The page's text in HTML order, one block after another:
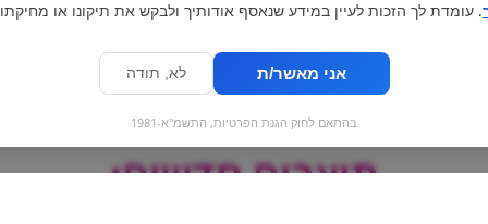
מוצרים חדשים:
. עומדת לך הזכות לעיין במידע שנאסף אודותיך ולבקש את תיקונו או
אני מאשר/ת לא, תודה
בהתאם לחוק הגנת הפרטיות, התשמ"א-1981